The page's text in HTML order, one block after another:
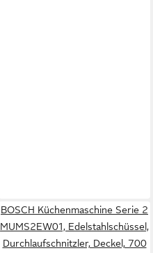
BOSCH Küchenmaschine Serie 2
MUMS2EW01, Edelstahlschüssel,
Durchlaufschnitzler, Deckel, 700